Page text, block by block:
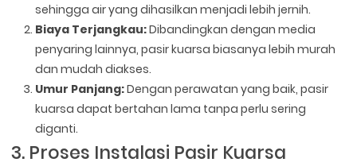
sehingga air yang dihasilkan menjadi lebih jernih.
Biaya Terjangkau:Dibandingkan dengan media
penyaring lainnya, pasir kuarsa biasanya lebih murah
dan mudah diakses.
Umur Panjang:Dengan perawatan yang baik, pasir
kuarsa dapat bertahan lama tanpa perlu sering
diganti.
3. Proses Instalasi Pasir Kuarsa